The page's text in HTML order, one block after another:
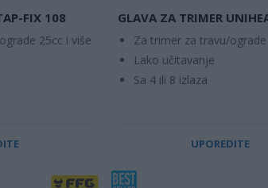
FIX 108
25cc i više
GLAVA ZA TRIMER
Za trimer za travu/ograde
Lako učitavanje
Sa 4 ili 8 izlaza
UPOREDITE